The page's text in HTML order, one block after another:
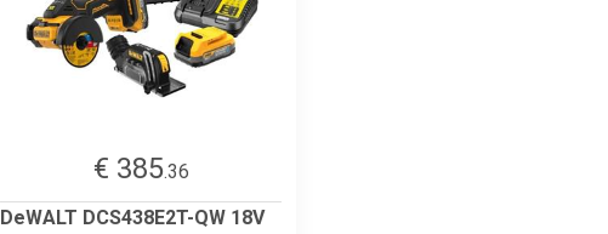
€ 385.36
DeWALT DCS438E2T-QW 18V